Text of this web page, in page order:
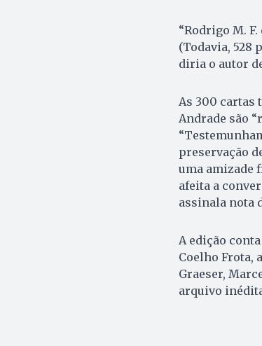
“Rodrigo M.
(Todavia, 528
diria o autor
As 300 cartas
Andrade são
preservação
uma amizade
afeita a
assinala nota
A edição
Coelho Frota,
Graeser,
arquivo